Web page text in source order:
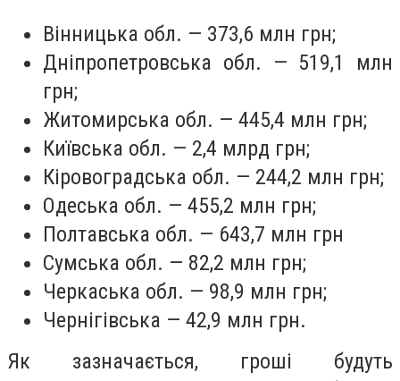
Вінницька обл. — 373,6 млн грн;
Дніпропетровська обл. — 519,1 млн
грн;
Житомирська обл. — 445,4 млн грн;
Київська обл. — 2,4 млрд грн;
Кіровоградська обл. — 244,2 млн грн;
Одеська обл. — 455,2 млн грн;
Полтавська обл. — 643,7 млн грн
Сумська обл. — 82,2 млн грн;
Черкаська обл. — 98,9 млн грн;
Чернігівська — 42,9 млн грн.
Як зазначається, гроші будуть